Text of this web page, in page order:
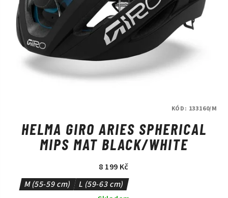
HELMA GIRO ARIES SPHERICAL
MIPS MAT BLACK/WHITE
8 199 Kč
M (55-59 cm)
L (59-63 cm)
KÓD: 133160/M